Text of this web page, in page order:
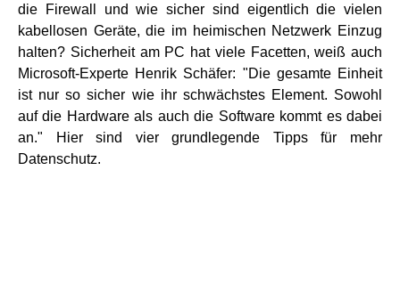
die Firewall und wie sicher sind eigentlich die vielen
kabellosen Geräte, die im heimischen Netzwerk Einzug
halten? Sicherheit am PC hat viele Facetten, weiß auch
Microsoft-Experte Henrik Schäfer: "Die gesamte Einheit
ist nur so sicher wie ihr schwächstes Element. Sowohl
auf die Hardware als auch die Software kommt es dabei
an." Hier sind vier grundlegende Tipps für mehr
Datenschutz.